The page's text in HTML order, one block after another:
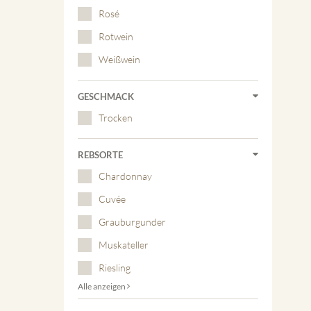
Rosé
Rotwein
Weißwein
GESCHMACK
Trocken
REBSORTE
Chardonnay
Cuvée
Grauburgunder
Muskateller
Riesling
Alle anzeigen